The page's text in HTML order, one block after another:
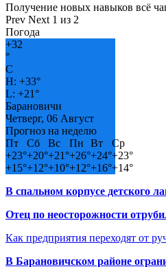
Получение новых навыков всё
Prev Next 1 из 2
Погода
+32
°
C
H: +33°
L: +21°
Барановичи
Четверг, 06 Август
Прогноз на неделю
Пт
Сб Вс Пн Вт
Ср
+23°+20°+21°+26°+24°+23°
+15°+12°+10°+12°+16°+14°
В спальном корпусе детского
Отец по неосторожности
Как предприятия переходят от
В Барановичском районе